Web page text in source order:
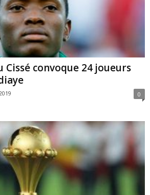
Cissé convoque 24 joueurs
0